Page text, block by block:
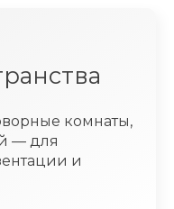
комнаты,
— для
и